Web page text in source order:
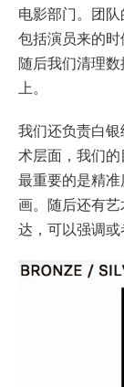
电影部门。团
包括演员来的时
随后我们清理
上。
我们还负责白
术层面，我们
最重要的是精
画。随后还有
达，可以强调或